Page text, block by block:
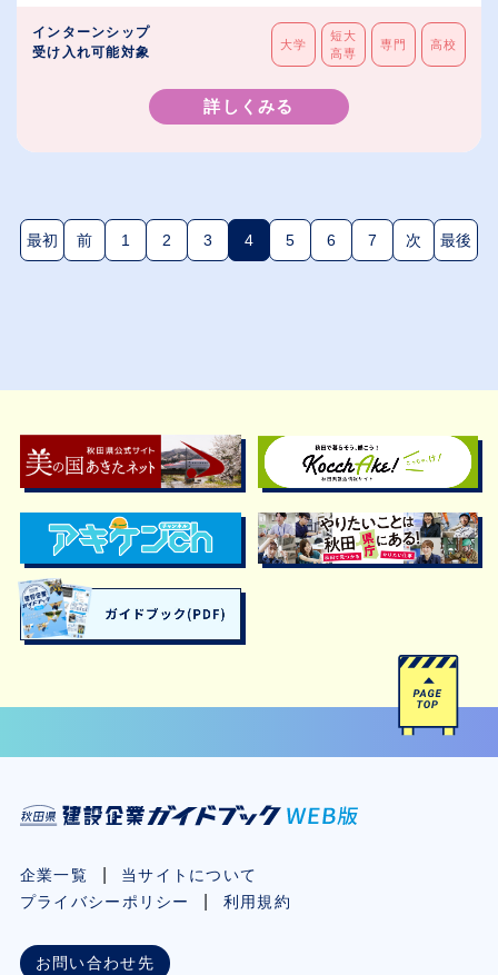
インターンシップ
受け入れ可能対象
大学
短大
高専
専門 高校
詳しくみる
最初 前 1 2 3 4(現在のページ)
5 6 7 次 最後
企業一覧
当サイトについて
プライバシーポリシー
利用規約
お問い合わせ先